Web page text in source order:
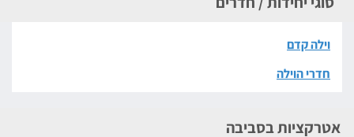
וילה קדם
חדרי הוילה
אטרקציות בסביבה